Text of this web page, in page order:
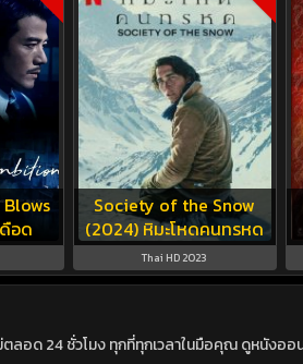
อด
Society of the Snow
(2024) หิมะโหดคนทรหด
Thai HD 2023
ด 24 ชั่วโมง ทุกที่ทุกเวลาในมือคุณ ดูหนังออ